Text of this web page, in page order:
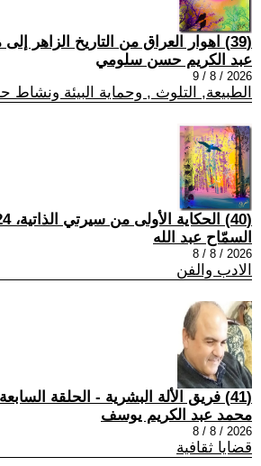
(39) اهوار العراق من التاريخ الزاهر إلى معركة البقاء
عبد الكريم حسن سلومي
2026 / 8 / 9
الطبيعة, التلوث , وحماية البيئة ونشاط
(40) الحكاية الأولى من سيرتي الذاتية، 24
السمّاح عبد الله
2026 / 8 / 8
الادب والفن
(41) فريق الألة البشرية - الحلقة السابعة والأخيرة
محمد عبد الكريم يوسف
2026 / 8 / 8
قضايا ثقافية